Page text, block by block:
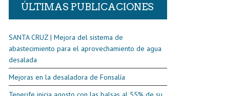
ÚLTIMAS PUBLICACIONES
SANTA CRUZ | Mejora del sistema de
abastecimiento para el aprovechamiento de agua
desalada
Mejoras en la desaladora de Fonsalía